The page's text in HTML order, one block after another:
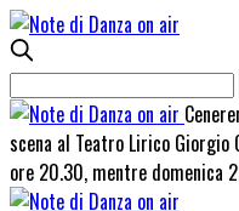
scena al Teatro Lirico Giorgio
ore 20.30, mentre domenica